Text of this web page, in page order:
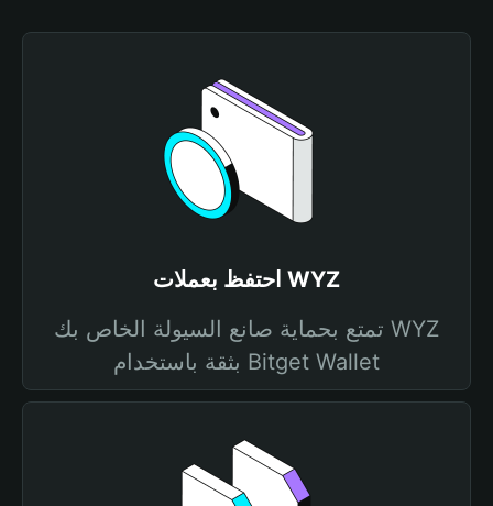
احتفظ بعملات WYZ
تمتع بحماية صانع السيولة الخاص بك WYZ
بثقة باستخدام Bitget Wallet